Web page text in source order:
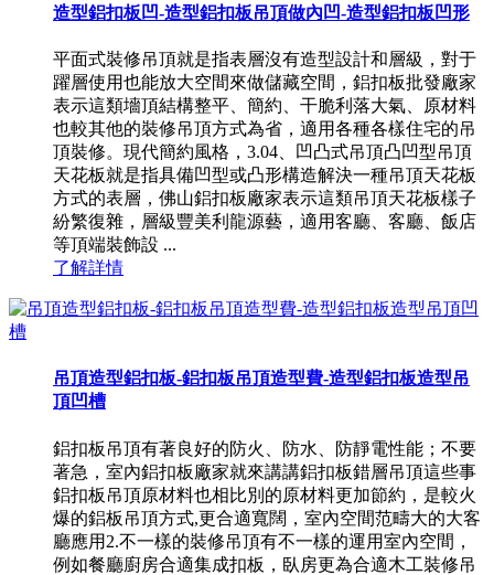
造型鋁扣板凹-造型鋁扣板吊頂做內凹-造型鋁扣板凹形
平面式裝修吊頂就是指表層沒有造型設計和層級，對于
躍層使用也能放大空間來做儲藏空間，鋁扣板批發廠家
表示這類墻頂結構整平、簡約、干脆利落大氣、原材料
也較其他的裝修吊頂方式為省，適用各種各樣住宅的吊
頂裝修。現代簡約風格，3.04、凹凸式吊頂凸凹型吊頂
天花板就是指具備凹型或凸形構造解決一種吊頂天花板
方式的表層，佛山鋁扣板廠家表示這類吊頂天花板樣子
紛繁復雜，層級豐美利龍源藝，適用客廳、客廳、飯店
等頂端裝飾設 ...
了解詳情
吊頂造型鋁扣板-鋁扣板吊頂造型費-造型鋁扣板造型吊
頂凹槽
鋁扣板吊頂有著良好的防火、防水、防靜電性能；不要
著急，室內鋁扣板廠家就來講講鋁扣板錯層吊頂這些事
鋁扣板吊頂原材料也相比別的原材料更加節約，是較火
爆的鋁板吊頂方式,更合適寬闊，室內空間范疇大的大客
廳應用2.不一樣的裝修吊頂有不一樣的運用室內空間，
例如餐廳廚房合適集成扣板，臥房更為合適木工裝修吊